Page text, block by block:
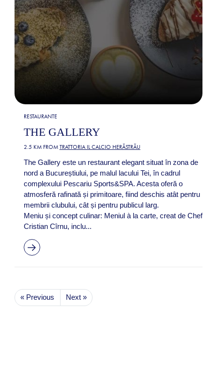
RESTAURANTE
THE GALLERY
2.5 KM FROM TRATTORIA IL CALCIO HERĂSTRĂU
The Gallery este un restaurant elegant situat în zona de
nord a Bucureștiului, pe malul lacului Tei, în cadrul
complexului Pescariu Sports&SPA. Acesta oferă o
atmosferă rafinată și primitoare, fiind deschis atât pentru
membrii clubului, cât și pentru publicul larg.
Meniu și concept culinar: Meniul à la carte, creat de Chef
Cristian Cîrnu, inclu...
« Previous Next »